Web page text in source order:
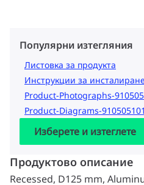
Популярни изтегляния
Листовка за продукта
Инструкции за инсталиране
Product-Photographs-
Product-Diagrams-
Изберете и изтеглете
Продуктово описание
Recessed, D125 mm,